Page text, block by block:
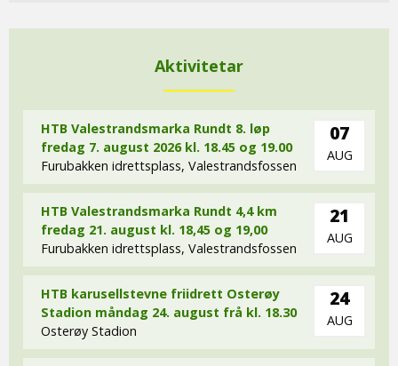
Aktivitetar
HTB Valestrandsmarka Rundt 8. løp
fredag 7. august 2026 kl. 18.45 og 19.00
Furubakken idrettsplass, Valestrandsfossen
07
AUG
HTB Valestrandsmarka Rundt 4,4 km
fredag 21. august kl. 18,45 og 19,00
Furubakken idrettsplass, Valestrandsfossen
21
AUG
HTB karusellstevne friidrett Osterøy
Stadion måndag 24. august frå kl. 18.30
Osterøy Stadion
24
AUG